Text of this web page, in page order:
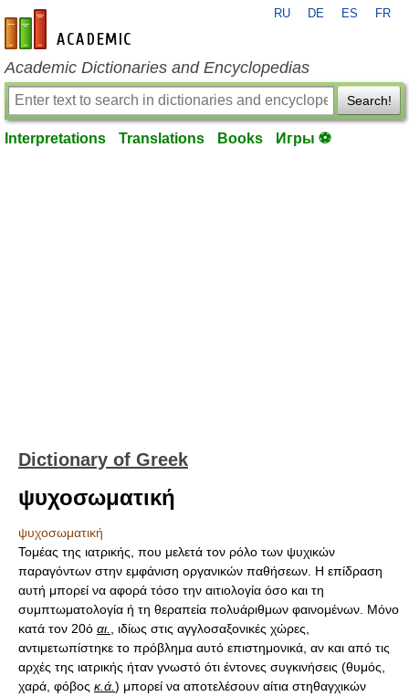
en-academic.com
RU DE ES FR
Academic Dictionaries and Encyclopedias
Search!
Interpretations Translations Books Игры ⚽
Dictionary of Greek
ψυχοσωματική
ψυχοσωματική
Τομέας της ιατρικής, που μελετά τον ρόλο των ψυχικών
παραγόντων στην εμφάνιση οργανικών παθήσεων. Η επίδραση
αυτή μπορεί να αφορά τόσο την αιτιολογία όσο και τη
συμπτωματολογία ή τη θεραπεία πολυάριθμων φαινομένων. Μόνο
κατά τον 20ό αι.
, ιδίως στις αγγλοσαξονικές χώρες,
αντιμετωπίστηκε το πρόβλημα αυτό επιστημονικά, αν και από τις
αρχές της ιατρικής ήταν γνωστό ότι έντονες συγκινήσεις (θυμός,
χαρά, φόβος κ.ά. ) μπορεί να αποτελέσουν αίτια στηθαγχικών